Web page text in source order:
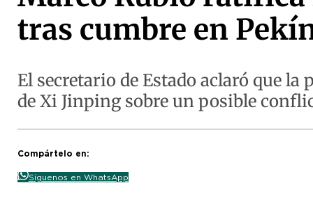
tras cumbre en
El secretario de Estado aclaró que
de Xi Jinping sobre un posible
Compártelo en:
Síguenos en WhatsApp